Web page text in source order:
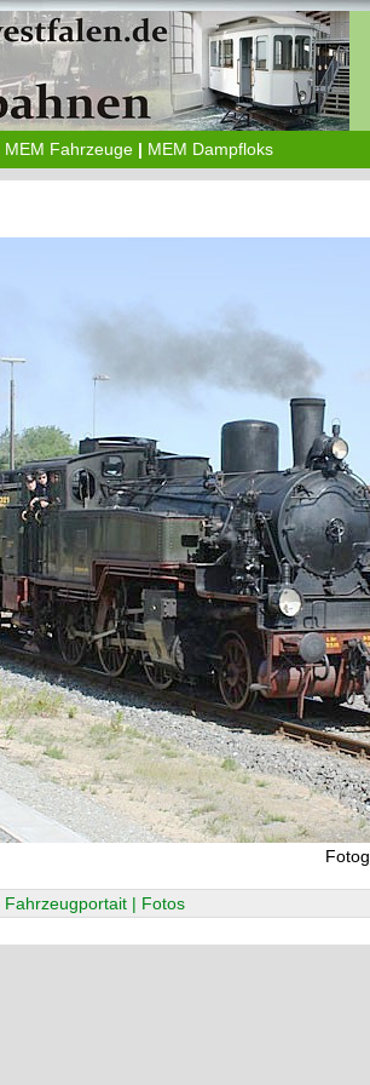
MEM Fahrzeuge | MEM Dampfloks
Fahrzeugportait | Fotos